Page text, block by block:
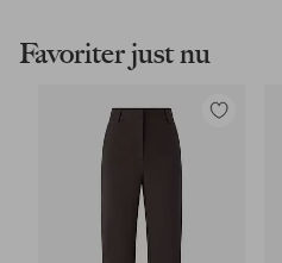
Favoriter just nu
Lägg